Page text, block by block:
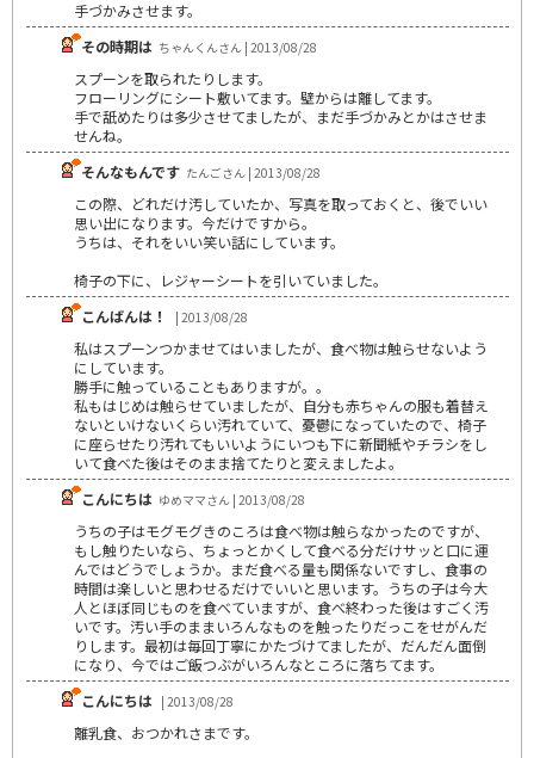
手づかみさせます。
その時期は ちゃんくんさん | 2013/08/28
スプーンを取られたりします。
フローリングにシート敷いてます。壁からは離してます。
手で舐めたりは多少させてましたが、まだ手づかみとかはさせま
せんね。
そんなもんです たんごさん | 2013/08/28
この際、どれだけ汚していたか、写真を取っておくと、後でいい
思い出になります。今だけですから。
うちは、それをいい笑い話にしています。
椅子の下に、レジャーシートを引いていました。
こんばんは！
| 2013/08/28
私はスプーンつかませてはいましたが、食べ物は触らせないよう
にしています。
勝手に触っていることもありますが。。
私もはじめは触らせていましたが、自分も赤ちゃんの服も着替え
ないといけないくらい汚れていて、憂鬱になっていたので、椅子
に座らせたり汚れてもいいようにいつも下に新聞紙やチラシをし
いて食べた後はそのまま捨てたりと変えましたよ。
こんにちは ゆめママさん | 2013/08/28
うちの子はモグモグきのころは食べ物は触らなかったのですが、
もし触りたいなら、ちょっとかくして食べる分だけサッと口に運
んではどうでしょうか。まだ食べる量も関係ないですし、食事の
時間は楽しいと思わせるだけでいいと思います。うちの子は今大
人とほぼ同じものを食べていますが、食べ終わった後はすごく汚
いです。汚い手のままいろんなものを触ったりだっこをせがんだ
りします。最初は毎回丁寧にかたづけてましたが、だんだん面倒
になり、今ではご飯つぶがいろんなところに落ちてます。
こんにちは | 2013/08/28
離乳食、おつかれさまです。